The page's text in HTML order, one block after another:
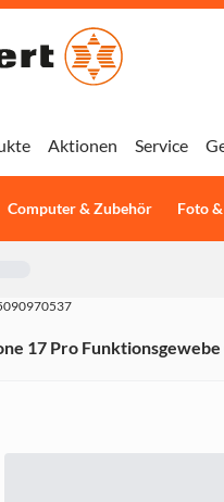
Computer & Zubehör Foto
Aktionen Service
17 Pro